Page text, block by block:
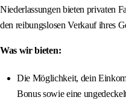
Niederlassungen bieten privaten
den reibungslosen Verkauf ihres
Was wir bieten:
Die Möglichkeit, dein
Bonus sowie eine